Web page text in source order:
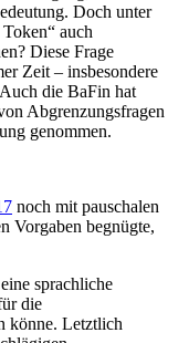
Doch unter
auch
Diese Frage
Zeit – insbesondere
die BaFin hat
Abgrenzungsfragen
genommen.
noch mit pauschalen
Vorgaben begnügte,
sprachliche
die
könne. Letztlich